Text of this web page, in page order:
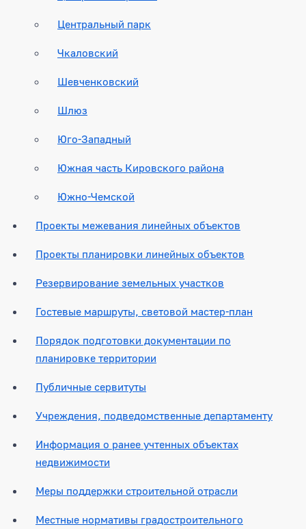
Центральный парк
Чкаловский
Шевченковский
Шлюз
Юго-Западный
Южная часть Кировского района
Южно-Чемской
Проекты межевания линейных объектов
Проекты планировки линейных объектов
Резервирование земельных участков
Гостевые маршруты, световой мастер-план
Порядок подготовки документации по
планировке территории
Публичные сервитуты
Учреждения, подведомственные департаменту
Информация о ранее учтенных объектах
недвижимости
Меры поддержки строительной отрасли
Местные нормативы градостроительного